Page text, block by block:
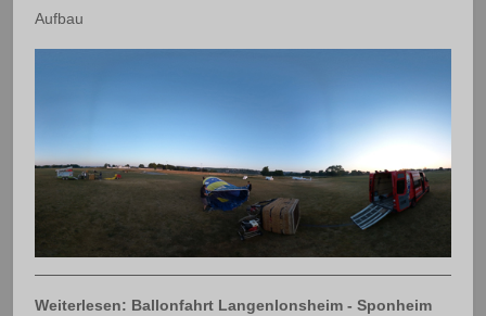
Aufbau
Weiterlesen: Ballonfahrt Langenlonsheim - Sponheim